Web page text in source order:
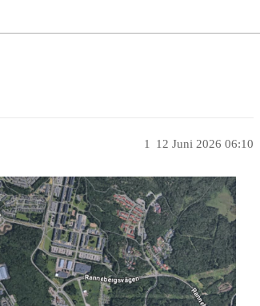
12 Juni 2026 06:10
1